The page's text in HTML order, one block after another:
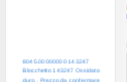
8045.00000000 143247
Blocchetto 143247 Ossidato